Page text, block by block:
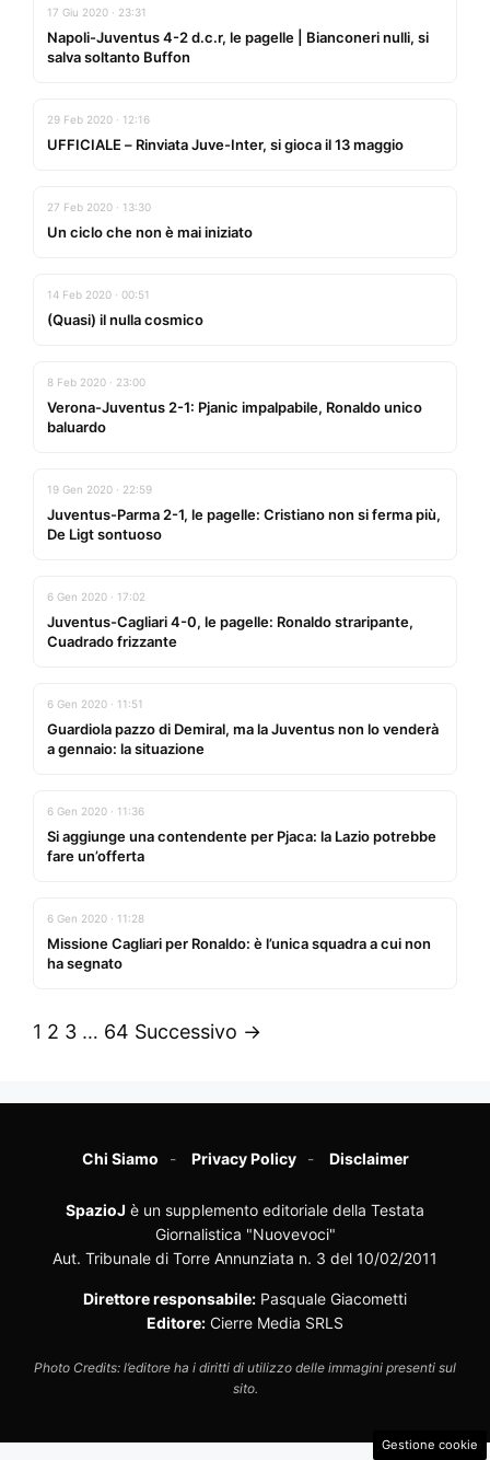
17 Giu 2020 · 23:31
Napoli-Juventus 4-2 d.c.r, le pagelle | Bianconeri nulli, si
salva soltanto Buffon
29 Feb 2020 · 12:16
UFFICIALE – Rinviata Juve-Inter, si gioca il 13 maggio
27 Feb 2020 · 13:30
Un ciclo che non è mai iniziato
14 Feb 2020 · 00:51
(Quasi) il nulla cosmico
8 Feb 2020 · 23:00
Verona-Juventus 2-1: Pjanic impalpabile, Ronaldo unico
baluardo
19 Gen 2020 · 22:59
Juventus-Parma 2-1, le pagelle: Cristiano non si ferma più,
De Ligt sontuoso
6 Gen 2020 · 17:02
Juventus-Cagliari 4-0, le pagelle: Ronaldo straripante,
Cuadrado frizzante
6 Gen 2020 · 11:51
Guardiola pazzo di Demiral, ma la Juventus non lo venderà
a gennaio: la situazione
6 Gen 2020 · 11:36
Si aggiunge una contendente per Pjaca: la Lazio potrebbe
fare un’offerta
6 Gen 2020 · 11:28
Missione Cagliari per Ronaldo: è l’unica squadra a cui non
ha segnato
1 2 3 … 64 Successivo →
Chi Siamo Privacy Policy Disclaimer
SpazioJ è un supplemento editoriale della Testata
Giornalistica "Nuovevoci"
Aut. Tribunale di Torre Annunziata n. 3 del 10/02/2011
Direttore responsabile: Pasquale Giacometti
Editore: Cierre Media SRLS
Photo Credits: l’editore ha i diritti di utilizzo delle immagini presenti sul
sito.
Gestione cookie